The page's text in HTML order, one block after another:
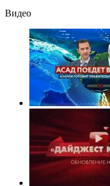
Видео